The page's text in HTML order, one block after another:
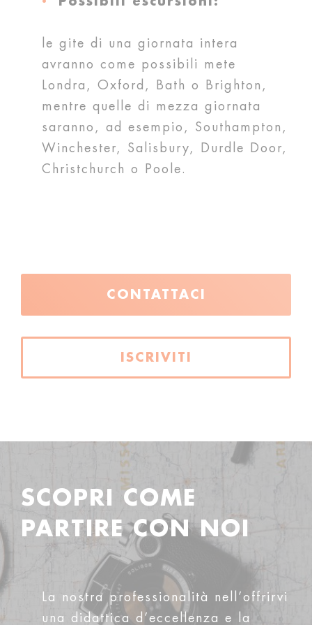
le gite di una giornata intera
avranno come possibili mete
Londra, Oxford, Bath o Brighton,
mentre quelle di mezza giornata
saranno, ad esempio, Southampton,
Winchester, Salisbury, Durdle Door,
Christchurch o Poole.
CONTATTACI
ISCRIVITI
SCOPRI COME
PARTIRE CON NOI
La nostra professionalità nell’offrirvi
una didattica d’eccellenza e la